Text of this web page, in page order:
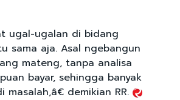
ugal-ugalan di bidang
sama aja. Asal ngebangun
mateng, tanpa analisa
bayar, sehingga banyak
demikian RR.